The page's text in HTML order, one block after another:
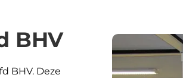
BHV
BHV. Deze